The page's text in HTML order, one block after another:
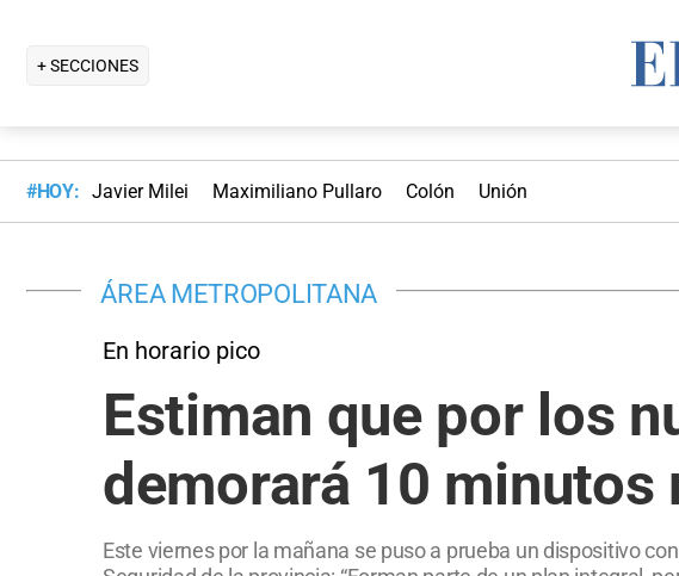
+ SECCIONES
#HOY: Javier Milei Maximiliano Pullaro Colón Unión
ÁREA METROPOLITANA
En horario pico
Estiman que por los
demorará 10 minutos
Este viernes por la mañana se puso a prueba un dispositivo